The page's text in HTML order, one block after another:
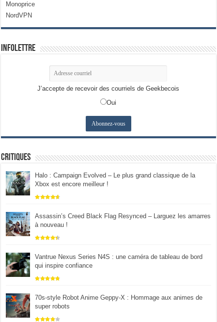
Monoprice
NordVPN
Infolettre
J’accepte de recevoir des courriels de Geekbecois
Oui
Critiques
Halo : Campaign Evolved – Le plus grand classique de la
Xbox est encore meilleur !
Assassin’s Creed Black Flag Resynced – Larguez les amarres
à nouveau !
Vantrue Nexus Series N4S : une caméra de tableau de bord
qui inspire confiance
70s-style Robot Anime Geppy-X : Hommage aux animes de
super robots